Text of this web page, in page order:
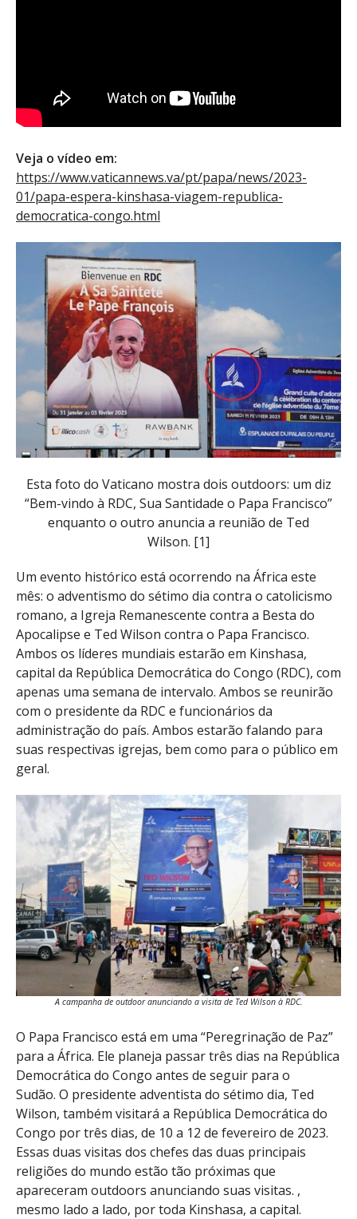
Veja o vídeo em:
https://www.vaticannews.va/pt/papa/news/2023-
01/papa-espera-kinshasa-viagem-republica-
democratica-congo.html
Esta foto do Vaticano mostra dois outdoors: um diz
“Bem-vindo à RDC, Sua Santidade o Papa Francisco”
enquanto o outro anuncia a reunião de Ted
Wilson. [1]
Um evento histórico está ocorrendo na África este
mês: o adventismo do sétimo dia contra o catolicismo
romano, a Igreja Remanescente contra a Besta do
Apocalipse e Ted Wilson contra o Papa Francisco.
Ambos os líderes mundiais estarão em Kinshasa,
capital da República Democrática do Congo (RDC), com
apenas uma semana de intervalo. Ambos se reunirão
com o presidente da RDC e funcionários da
administração do país. Ambos estarão falando para
suas respectivas igrejas, bem como para o público em
geral.
A campanha de outdoor anunciando a visita de Ted Wilson à RDC.
O Papa Francisco está em uma “Peregrinação de Paz”
para a África. Ele planeja passar três dias na República
Democrática do Congo antes de seguir para o
Sudão. O presidente adventista do sétimo dia, Ted
Wilson, também visitará a República Democrática do
Congo por três dias, de 10 a 12 de fevereiro de 2023.
Essas duas visitas dos chefes das duas principais
religiões do mundo estão tão próximas que
apareceram outdoors anunciando suas visitas. ,
mesmo lado a lado, por toda Kinshasa, a capital.